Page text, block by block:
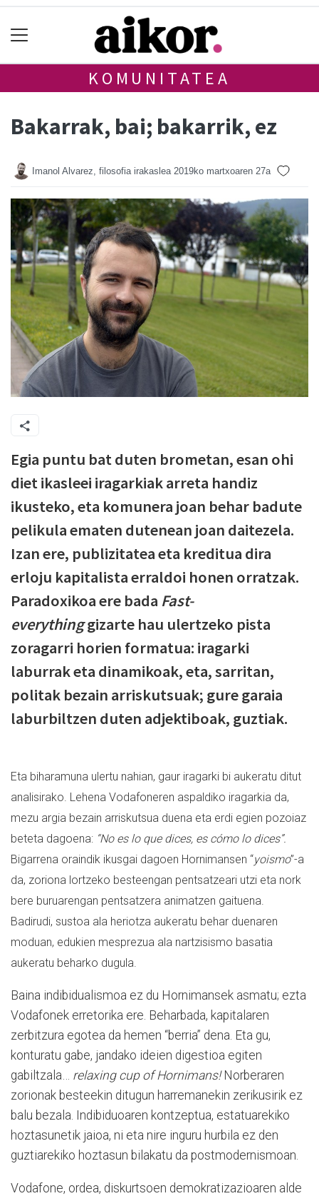
KOMUNITATEA
Bakarrak, bai; bakarrik, ez
Imanol Alvarez, filosofia irakaslea 2019ko martxoaren 27a
Egia puntu bat duten brometan, esan ohi
diet ikasleei iragarkiak arreta handiz
ikusteko, eta komunera joan behar badute
pelikula ematen dutenean joan daitezela.
Izan ere, publizitatea eta kreditua dira
erloju kapitalista erraldoi honen orratzak.
Paradoxikoa ere bada Fast-
everythinggizarte hau ulertzeko pista
zoragarri horien formatua: iragarki
laburrak eta dinamikoak, eta, sarritan,
politak bezain arriskutsuak; gure garaia
laburbiltzen duten adjektiboak, guztiak.
Eta biharamuna ulertu nahian, gaur iragarki bi aukeratu ditut
analisirako. Lehena Vodafoneren aspaldiko iragarkia da,
mezu argia bezain arriskutsua duena eta erdi egien pozoiaz
beteta dagoena: “No es lo que dices, es cómo lo dices”.
Bigarrena oraindik ikusgai dagoen Hornimansen “yoismo”-a
da, zoriona lortzeko besteengan pentsatzeari utzi eta nork
bere buruarengan pentsatzera animatzen gaituena.
Badirudi, sustoa ala heriotza aukeratu behar duenaren
moduan, edukien mesprezua ala nartzisismo basatia
aukeratu beharko dugula.
Baina indibidualismoa ez du Hornimansek asmatu; ezta
Vodafonek erretorika ere. Beharbada, kapitalaren
zerbitzura egotea da hemen “berria” dena. Eta gu,
konturatu gabe, jandako ideien digestioa egiten
gabiltzala… relaxing cup of Hornimans!Norberaren
zorionak besteekin ditugun harremanekin zer­ikusirik ez
balu bezala. Indibiduoaren kontzeptua, estatuarekiko
hoztasunetik jaioa, ni eta nire inguru hurbila ez den
guztiarekiko hoztasun bilakatu da postmodernismoan.
Vodafone, ordea, diskurtsoen demokratizazioaren alde